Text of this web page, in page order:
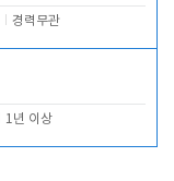
경력무관
1년 이상